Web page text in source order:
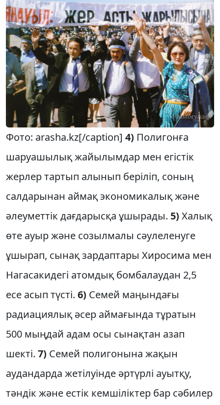
Фото: arasha.kz[/caption] 4) Полигонға
шаруашылық жайылымдар мен егістік
жерлер тартып алынып беріліп, соның
салдарынан аймақ экономикалық және
әлеуметтік дағдарысқа ұшырады. 5) Халық
өте ауыр және созылмалы сәулеленуге
ұшырап, сынақ зардаптары Хиросима мен
Нагасакидегі атомдық бомбалаудан 2,5
есе асып түсті. 6) Семей маңындағы
радиациялық әсер аймағында тұратын
500 мыңдай адам осы сынақтан азап
шекті. 7) Семей полигонына жақын
аудандарда жетілуінде әртүрлі ауытқу,
тәндік және естік кемшіліктер бар сәбилер